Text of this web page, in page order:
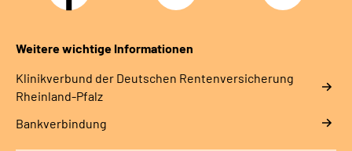
Nachwuchskräfte
Weitere wichtige Informationen
Klinikverbund der Deutschen Rentenversicherung
Rheinland-Pfalz
Bankverbindung